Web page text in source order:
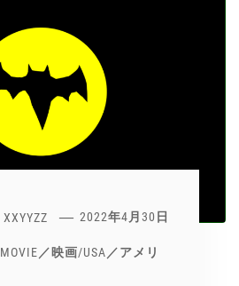
XXYYZZ 2022年4月30日
MOVIE／映画/USA／アメリ